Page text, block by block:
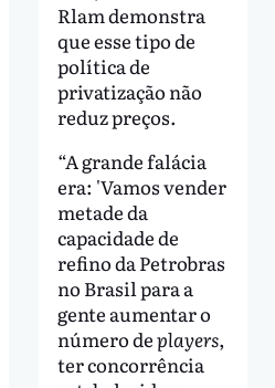
Rlam demonstra
que esse tipo de
política de
privatização não
reduz preços.
“A grande falácia
era: 'Vamos vender
metade da
capacidade de
refino da Petrobras
no Brasil para a
gente aumentar o
número deplayers,
ter concorrência